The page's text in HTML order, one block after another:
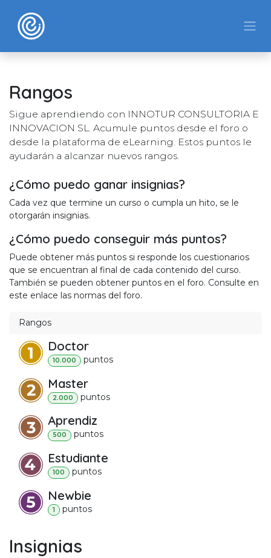
Rangos
Sigue aprendiendo con INNOTUR CONSULTORIA E
INNOVACION SL. Acumule puntos desde el foro o
desde la plataforma de eLearning. Estos puntos le
ayudarán a alcanzar nuevos rangos.
¿Cómo puedo ganar insignias?
Cada vez que termine un curso o cumpla un hito, se le
otorgarán insignias.
¿Cómo puedo conseguir más puntos?
Puede obtener más puntos si responde los cuestionarios
que se encuentran al final de cada contenido del curso.
También se pueden obtener puntos en el foro. Consulte en
este enlace las normas del foro.
Rangos
Doctor
10.000 puntos
Master
2.000 puntos
Aprendiz
500 puntos
Estudiante
100 puntos
Newbie
1 puntos
Insignias